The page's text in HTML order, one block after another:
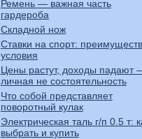
Ремень — важная часть
гардероба
Складной нож
Ставки на спорт:
условия
Цены растут, доходы падают
личная не состоятельность
Что собой представляет
поворотный кулак
Электрическая таль г/п 0.5 т:
выбрать и купить